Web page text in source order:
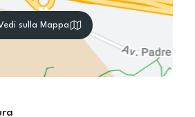
sulla Mappa